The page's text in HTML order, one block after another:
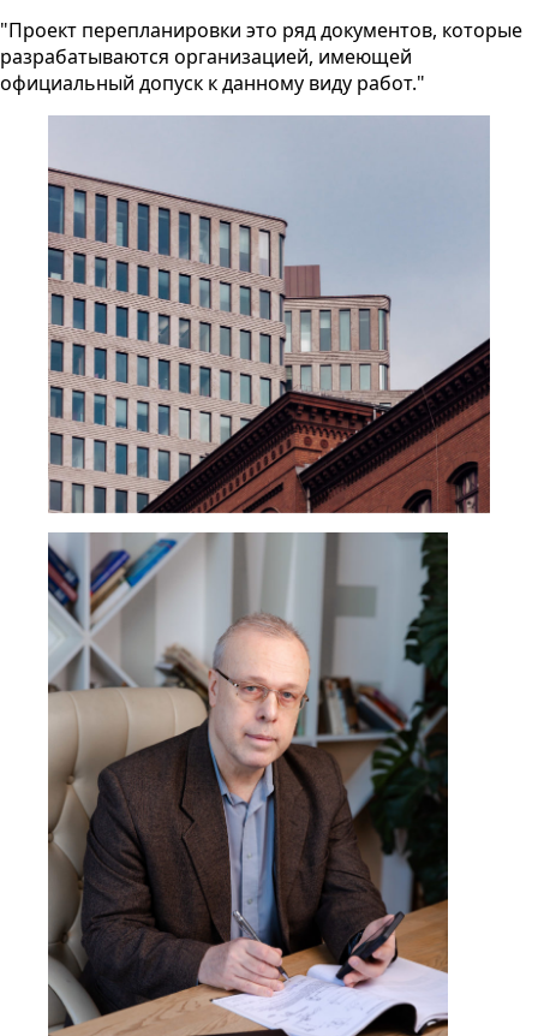
"Проект перепланировки это ряд документов, которые
разрабатываются организацией, имеющей
официальный допуск к данному виду работ."